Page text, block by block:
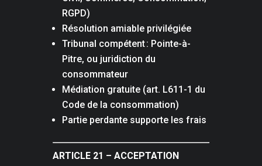
RGPD)
Résolution amiable privilégiée
Tribunal compétent : Pointe-à-
Pitre, ou juridiction du
consommateur
Médiation gratuite (art. L611-1 du
Code de la consommation)
Partie perdante supporte les frais
ARTICLE 21 – ACCEPTATION